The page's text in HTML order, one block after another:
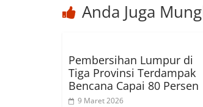
Anda Juga
Pembersihan Lumpur di
Tiga Provinsi Terdampak
Bencana Capai 80 Persen
9 Maret 2026